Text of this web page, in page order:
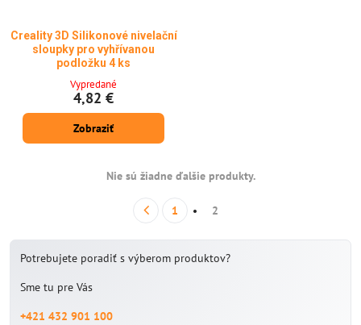
Creality 3D Silikonové nivelační
sloupky pro vyhřívanou
podložku 4 ks
Vypredané
4,82 €
Zobraziť
Nie sú žiadne ďalšie produkty.
1 2
Potrebujete poradiť s výberom produktov?
Sme tu pre Vás
+421 432 901 100